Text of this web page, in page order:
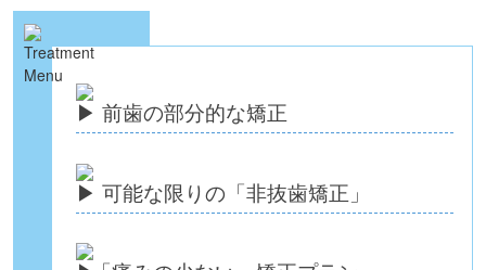
前歯の部分的な矯正
可能な限りの「非抜歯矯正 」